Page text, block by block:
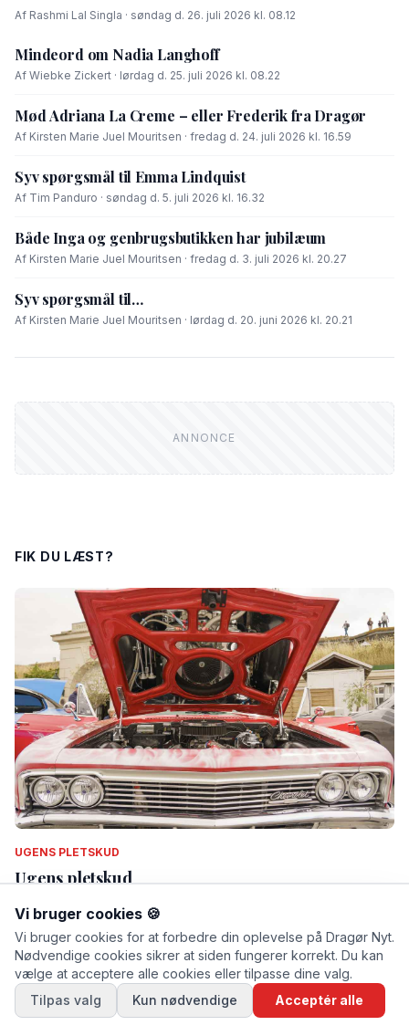
Af Rashmi Lal Singla · søndag d. 26. juli 2026 kl. 08.12
Mindeord om Nadia Langhoff
Af Wiebke Zickert · lørdag d. 25. juli 2026 kl. 08.22
Mød Adriana La Creme – eller Frederik fra Dragør
Af Kirsten Marie Juel Mouritsen · fredag d. 24. juli 2026 kl. 16.59
Syv spørgsmål til Emma Lindquist
Af Tim Panduro · søndag d. 5. juli 2026 kl. 16.32
Både Inga og genbrugsbutikken har jubilæum
Af Kirsten Marie Juel Mouritsen · fredag d. 3. juli 2026 kl. 20.27
Syv spørgsmål til…
Af Kirsten Marie Juel Mouritsen · lørdag d. 20. juni 2026 kl. 20.21
FIK DU LÆST?
UGENS PLETSKUD
Ugens pletskud
Vi bruger cookies 🍪
Vi bruger cookies for at forbedre din oplevelse på Dragør Nyt.
Nødvendige cookies sikrer at siden fungerer korrekt. Du kan
vælge at acceptere alle cookies eller tilpasse dine valg.
Tilpas valg
Kun nødvendige Acceptér alle